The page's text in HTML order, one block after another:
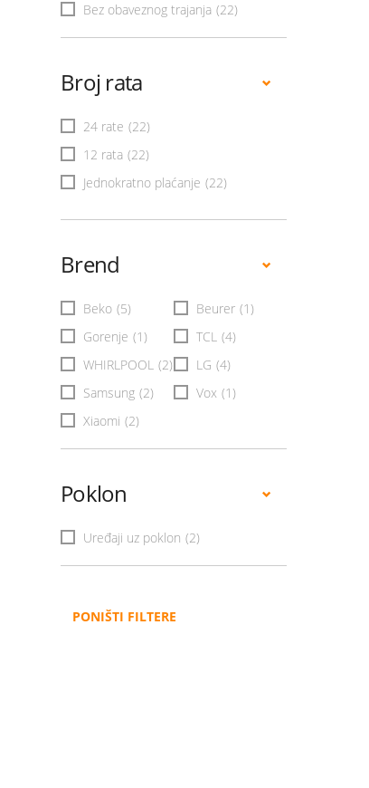
Bez obaveznog trajanja (22)
Broj rata
24 rate (22)
12 rata (22)
Jednokratno plaćanje (22)
Brend
Beko (5) Beurer (1)
Gorenje (1) TCL (4)
WHIRLPOOL (2) LG (4)
Samsung (2) Vox (1)
Xiaomi (2)
Poklon
Uređaji uz poklon (2)
PONIŠTI FILTERE